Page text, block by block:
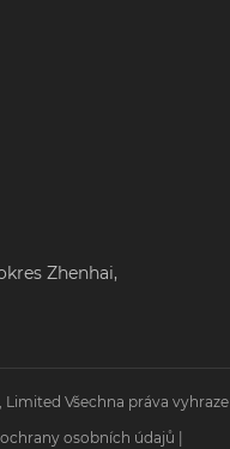
Zhenhai,
Všechna práva
osobních údajů